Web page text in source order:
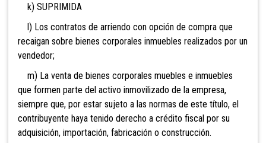
k) SUPRIMIDA
l) Los contratos de arriendo con opción de compra que
recaigan sobre bienes corporales inmuebles realizados por un
vendedor;
m) La venta de bienes corporales muebles e inmuebles
que formen parte del activo inmovilizado de la empresa,
siempre que, por estar sujeto a las normas de este título, el
contribuyente haya tenido derecho a crédito fiscal por su
adquisición, importación, fabricación o construcción.